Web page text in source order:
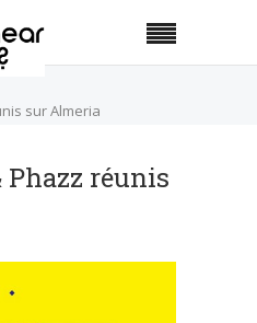
sur Almeria
Phazz réunis